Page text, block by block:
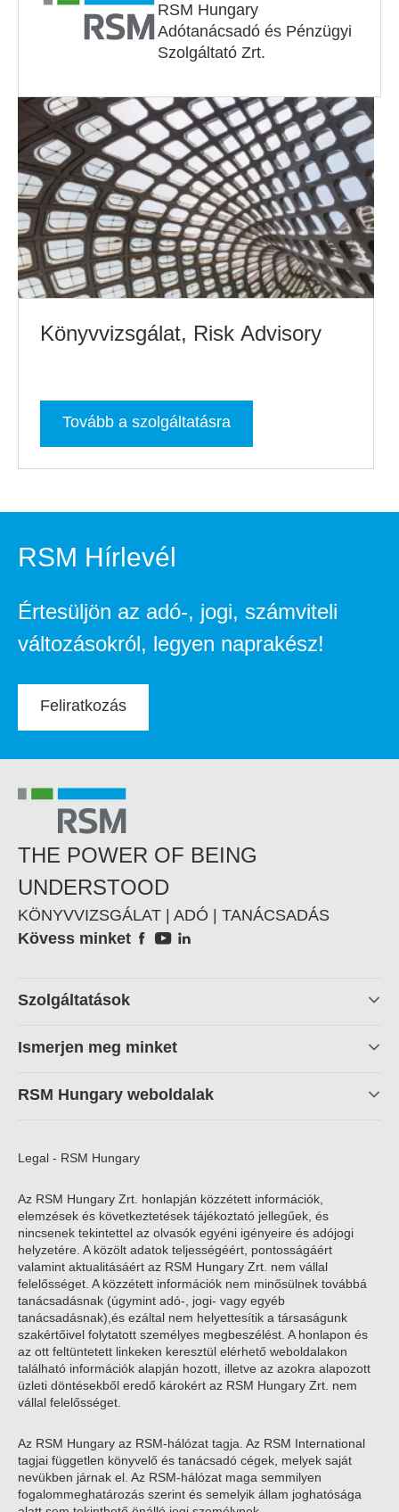
Könyvvizsgálat, Risk Advisory
Tovább a szolgáltatásra
RSM Hungary
Adótanácsadó és Pénzügyi
Szolgáltató Zrt.
RSM Hírlevél
Értesüljön az adó-, jogi, számviteli
változásokról, legyen naprakész!
Feliratkozás
THE POWER OF BEING
UNDERSTOOD
KÖNYVVIZSGÁLAT | ADÓ | TANÁCSADÁS
Social
Kövess minket
Footer
Szolgáltatások
Ismerjen meg minket
RSM Hungary weboldalak
Legal - RSM Hungary
Az RSM Hungary Zrt. honlapján közzétett információk,
elemzések és következtetések tájékoztató jellegűek, és
nincsenek tekintettel az olvasók egyéni igényeire és adójogi
helyzetére. A közölt adatok teljességéért, pontosságáért
valamint aktualitásáért az RSM Hungary Zrt. nem vállal
felelősséget. A közzétett információk nem minősülnek továbbá
tanácsadásnak (úgymint adó-, jogi- vagy egyéb
tanácsadásnak),és ezáltal nem helyettesítik a társaságunk
szakértőivel folytatott személyes megbeszélést. A honlapon és
az ott feltüntetett linkeken keresztül elérhető weboldalakon
található információk alapján hozott, illetve az azokra alapozott
üzleti döntésekből eredő károkért az RSM Hungary Zrt. nem
vállal felelősséget.
Az RSM Hungary az RSM-hálózat tagja. Az RSM International
tagjai független könyvelő és tanácsadó cégek, melyek saját
nevükben járnak el. Az RSM-hálózat maga semmilyen
fogalommeghatározás szerint és semelyik állam joghatósága